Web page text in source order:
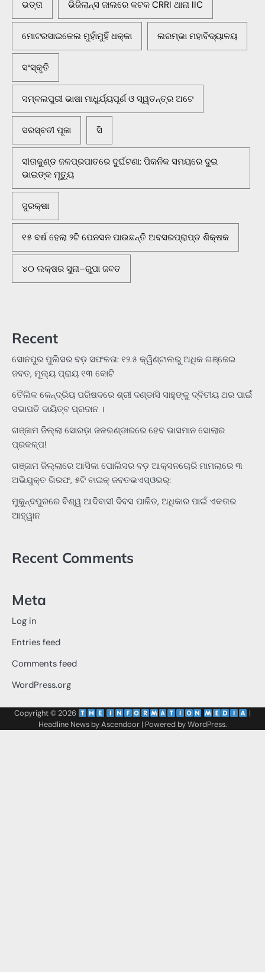
ଭତ୍ତା ଭିଜିଲାନ୍ସ ଜାଲରେ କଟକ CRRI ଥାନା IIC
ମୋଟରସାଇକେଲ ମୁହାଁମୁହିଁ ଧକ୍କା ଲରମ୍ଭା ମହାବିଦ୍ୟାଳୟ
ସଂସ୍କୃତି
ସମ୍ବଲପୁରୀ ଭାଷା ମାଧୁର୍ଯ୍ୟପୂର୍ଣ ଓ ସ୍ୱତନ୍ତ୍ର ଅଟେ
ସରସ୍ବତୀ ପୂଜା ସି
ସୀତାକୁଣ୍ଡ ଜଳପ୍ରପାତରେ ଦୁର୍ଘଟଣା: ପିକନିକ ସମୟରେ ଦୁଇ
ଭାଇଙ୍କ ମୃତ୍ୟୁ
ସୁରକ୍ଷା
୧୫ ବର୍ଷ ହେଲା ୨ଟି ପେନସନ ପାଉଛନ୍ତି ଅବସରପ୍ରାପ୍ତ ଶିକ୍ଷକ
୪୦ ଲକ୍ଷର ସୁନା–ରୁପା ଜବତ
Recent
ସୋନପୁର ପୁଲିସର ବଡ଼ ସଫଳତା: ୧୨.୫ କ୍ୱିଣ୍ଟାଲରୁ ଅଧିକ ଗଞ୍ଜେଇ
ଜବତ, ମୂଲ୍ୟ ପ୍ରାୟ ୧୩ କୋଟି
ତୈଲିକ କେନ୍ଦ୍ରିୟ ପରିଷଦରେ ଶ୍ରୀ ଦଣ୍ଡାସି ସାହୁଙ୍କୁ ଦ୍ବିତୀୟ ଥର ପାଇଁ
ସଭାପତି ଦାୟିତ୍ବ ପ୍ରଦାନ ।
ଗଞ୍ଜାମ ଜିଲ୍ଲା ସୋରଡ଼ା ଜଳଭଣ୍ଡାରରେ ହେବ ଭାସମାନ ସୋଲାର
ପ୍ରକଳ୍ପ!
ଗଞ୍ଜାମ ଜିଲ୍ଲାରେ ଆସିକା ପୋଲିସର ବଡ଼ ଆକ୍ସନଚୋରି ମାମଲାରେ ୩
ଅଭିଯୁକ୍ତ ଗିରଫ, ୫ଟି ବାଇକ୍ ଜବତଭଏସ୍‌ଓଭର୍:
ମୁକୁନ୍ଦପୁରରେ ବିଶ୍ୱ ଆଦିବାସୀ ଦିବସ ପାଳିତ, ଅଧିକାର ପାଇଁ ଏକତାର
ଆହ୍ୱାନ
Recent Comments
Meta
Log in
Entries feed
Comments feed
WordPress.org
Copyright © 2026
|
Headline News byAscendoor| Powered byWordPress.